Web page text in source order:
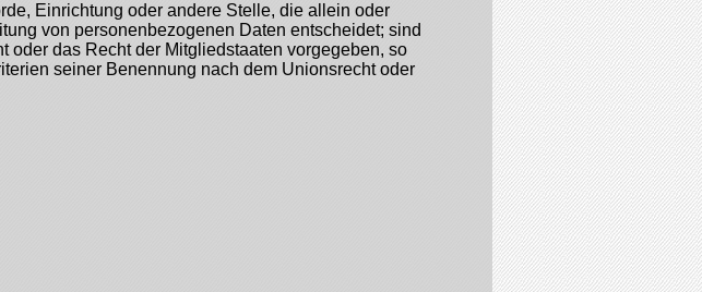
Einrichtung oder andere Stelle, die allein oder
von personenbezogenen Daten entscheidet; sind
oder das Recht der Mitgliedstaaten vorgegeben, so
seiner Benennung nach dem Unionsrecht oder